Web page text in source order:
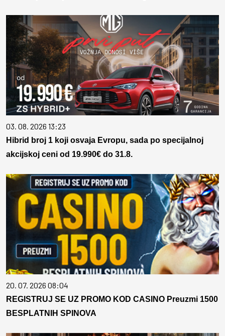
03. 08. 2026 13:23
Hibrid broj 1 koji osvaja Evropu, sada po specijalnoj
akcijskoj ceni od 19.990€ do 31.8.
20. 07. 2026 08:04
REGISTRUJ SE UZ PROMO KOD CASINO Preuzmi 1500
BESPLATNIH SPINOVA